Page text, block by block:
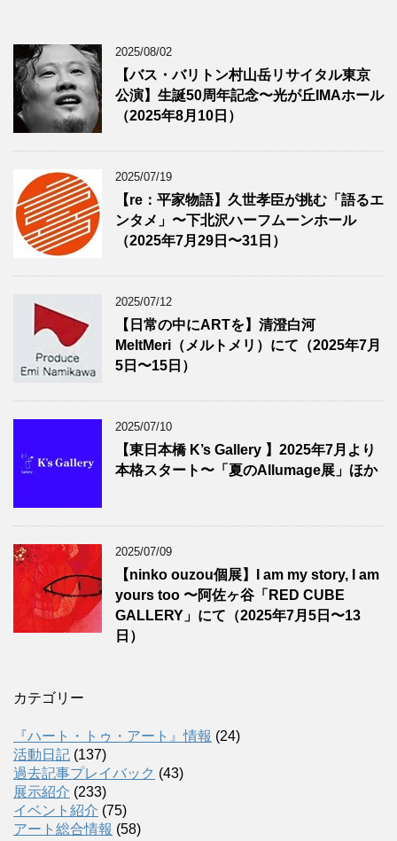
2025/08/02
【バス・バリトン村山岳リサイタル東京
公演】生誕50周年記念〜光が丘IMAホール
（2025年8月10日）
2025/07/19
【re：平家物語】久世孝臣が挑む「語るエ
ンタメ」〜下北沢ハーフムーンホール
（2025年7月29日〜31日）
2025/07/12
【日常の中にARTを】清澄白河
MeltMeri（メルトメリ）にて（2025年7月
5日〜15日）
2025/07/10
【東日本橋 K’s Gallery 】2025年7月より
本格スタート〜「夏のAllumage展」ほか
2025/07/09
【ninko ouzou個展】I am my story, I am
yours too 〜阿佐ヶ谷「RED CUBE
GALLERY」にて（2025年7月5日〜13
日）
カテゴリー
『ハート・トゥ・アート』情報 (24)
活動日記 (137)
過去記事プレイバック (43)
展示紹介 (233)
イベント紹介 (75)
アート総合情報 (58)